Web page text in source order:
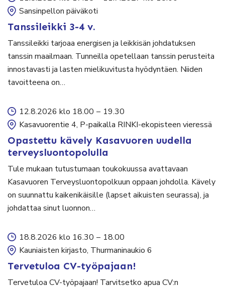
Sansinpellon päiväkoti
Tanssileikki 3-4 v.
Tanssileikki tarjoaa energisen ja leikkisän johdatuksen
tanssin maailmaan. Tunneilla opetellaan tanssin perusteita
innostavasti ja lasten mielikuvitusta hyödyntäen. Niiden
tavoitteena on…
12.8.2026 klo 18.00 – 19.30
Kasavuorentie 4, P-paikalla RINKI-ekopisteen vieressä
Opastettu kävely Kasavuoren uudella
terveysluontopolulla
Tule mukaan tutustumaan toukokuussa avattavaan
Kasavuoren Terveysluontopolkuun oppaan johdolla. Kävely
on suunnattu kaikenikäisille (lapset aikuisten seurassa), ja
johdattaa sinut luonnon…
18.8.2026 klo 16.30 – 18.00
Kauniaisten kirjasto, Thurmaninaukio 6
Tervetuloa CV-työpajaan!
Tervetuloa CV-työpajaan! Tarvitsetko apua CV:n